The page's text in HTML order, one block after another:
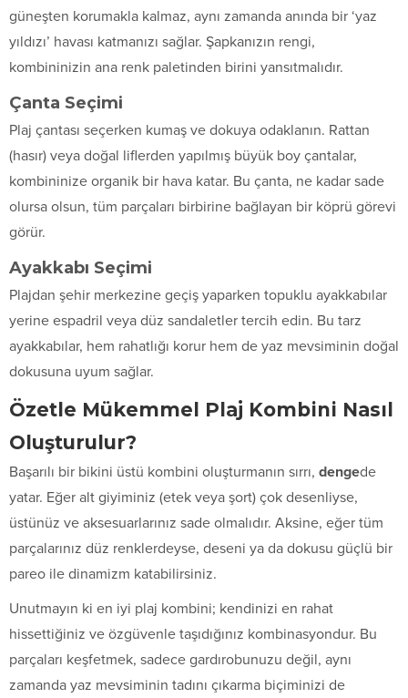
güneşten korumakla kalmaz, aynı zamanda anında bir ‘yaz
yıldızı’ havası katmanızı sağlar. Şapkanızın rengi,
kombininizin ana renk paletinden birini yansıtmalıdır.
Çanta Seçimi
Plaj çantası seçerken kumaş ve dokuya odaklanın. Rattan
(hasır) veya doğal liflerden yapılmış büyük boy çantalar,
kombininize organik bir hava katar. Bu çanta, ne kadar sade
olursa olsun, tüm parçaları birbirine bağlayan bir köprü görevi
görür.
Ayakkabı Seçimi
Plajdan şehir merkezine geçiş yaparken topuklu ayakkabılar
yerine espadril veya düz sandaletler tercih edin. Bu tarz
ayakkabılar, hem rahatlığı korur hem de yaz mevsiminin doğal
dokusuna uyum sağlar.
Özetle Mükemmel Plaj Kombini Nasıl
Oluşturulur?
Başarılı bir bikini üstü kombini oluşturmanın sırrı, dengede
yatar. Eğer alt giyiminiz (etek veya şort) çok desenliyse,
üstünüz ve aksesuarlarınız sade olmalıdır. Aksine, eğer tüm
parçalarınız düz renklerdeyse, deseni ya da dokusu güçlü bir
pareo ile dinamizm katabilirsiniz.
Unutmayın ki en iyi plaj kombini; kendinizi en rahat
hissettiğiniz ve özgüvenle taşıdığınız kombinasyondur. Bu
parçaları keşfetmek, sadece gardırobunuzu değil, aynı
zamanda yaz mevsiminin tadını çıkarma biçiminizi de